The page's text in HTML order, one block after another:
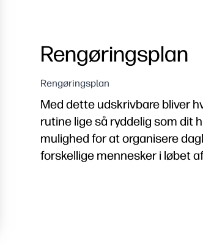
Rengøringsplan
Rengøringsplan
Med dette udskrivbare bliver
rutine lige så ryddelig som dit
mulighed for at organisere
forskellige mennesker i løbet